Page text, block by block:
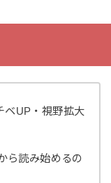
ベUP・視野拡大
ら読み始めるの